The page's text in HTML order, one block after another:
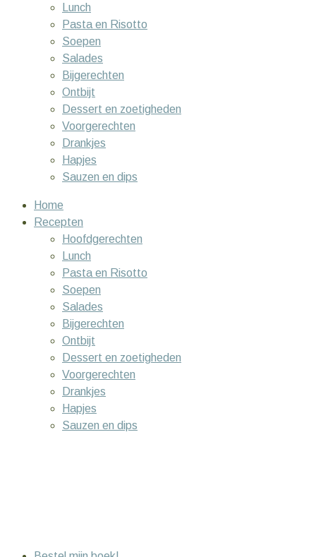
Lunch
Pasta en Risotto
Soepen
Salades
Bijgerechten
Ontbijt
Dessert en zoetigheden
Voorgerechten
Drankjes
Hapjes
Sauzen en dips
Home
Recepten
Hoofdgerechten
Lunch
Pasta en Risotto
Soepen
Salades
Bijgerechten
Ontbijt
Dessert en zoetigheden
Voorgerechten
Drankjes
Hapjes
Sauzen en dips